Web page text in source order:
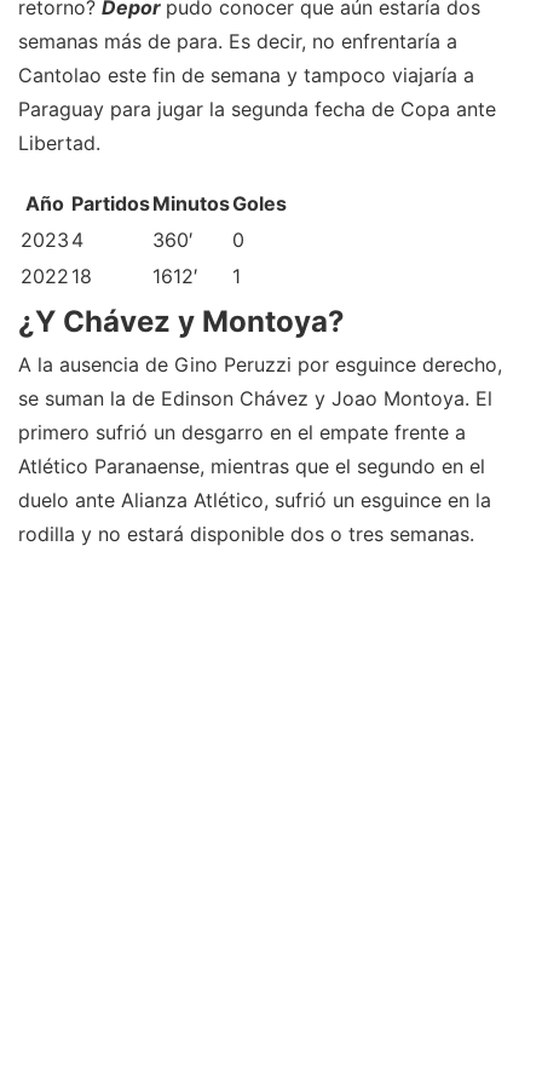
retorno? Depor pudo conocer que aún estaría dos
semanas más de para. Es decir, no enfrentaría a
Cantolao este fin de semana y tampoco viajaría a
Paraguay para jugar la segunda fecha de Copa ante
Libertad.
Año PartidosMinutosGoles
2023 4 360′
0
2022 18 1612′ 1
¿Y Chávez y Montoya?
A la ausencia de Gino Peruzzi por esguince derecho,
se suman la de Edinson Chávez y Joao Montoya. El
primero sufrió un desgarro en el empate frente a
Atlético Paranaense, mientras que el segundo en el
duelo ante Alianza Atlético, sufrió un esguince en la
rodilla y no estará disponible dos o tres semanas.